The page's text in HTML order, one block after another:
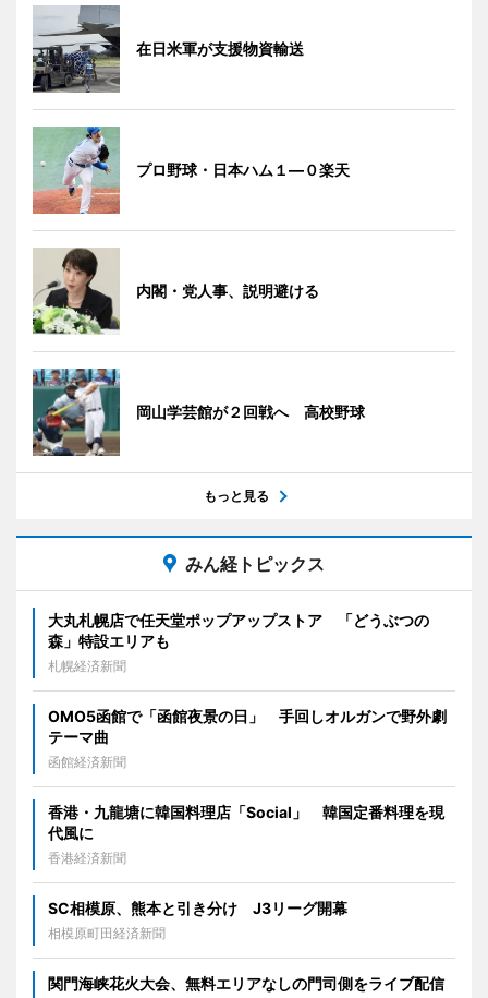
在日米軍が支援物資輸送
プロ野球・日本ハム１―０楽天
内閣・党人事、説明避ける
岡山学芸館が２回戦へ 高校野球
もっと見る
みん経トピックス
大丸札幌店で任天堂ポップアップストア 「どうぶつの
森」特設エリアも
札幌経済新聞
OMO5函館で「函館夜景の日」 手回しオルガンで野外劇
テーマ曲
函館経済新聞
香港・九龍塘に韓国料理店「Social」 韓国定番料理を現
代風に
香港経済新聞
SC相模原、熊本と引き分け J3リーグ開幕
相模原町田経済新聞
関門海峡花火大会、無料エリアなしの門司側をライブ配信